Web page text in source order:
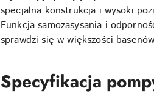
specjalna konstrukcja i wysoki
Funkcja samozasysania i
sprawdzi się w większości
Specyfikacja